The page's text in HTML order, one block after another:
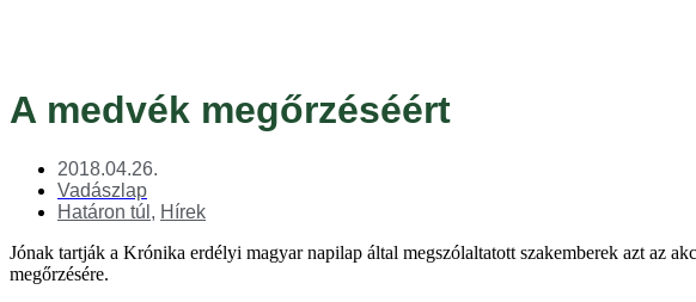
A medvék megőrzéséért
2018.04.26.
Vadászlap
Határon túl , Hírek
Jónak tartják a Krónika erdélyi magyar napilap által megszólaltatott szakemberek azt az
megőrzésére.